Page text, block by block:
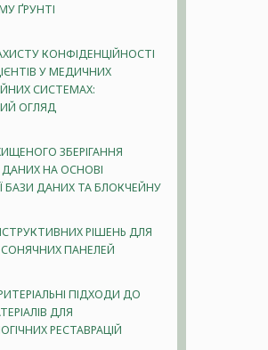
ҐРУНТІ
КОНФІДЕНЦІЙНОСТІ
У МЕДИЧНИХ
СИСТЕМАХ:
ОГЛЯД
ЗБЕРІГАННЯ
НА ОСНОВІ
БАЗИ ДАНИХ ТА БЛОКЧЕЙНУ
РІШЕНЬ ДЛЯ
СОНЯЧНИХ ПАНЕЛЕЙ
ПІДХОДИ ДО
ДЛЯ
РЕСТАВРАЦІЙ